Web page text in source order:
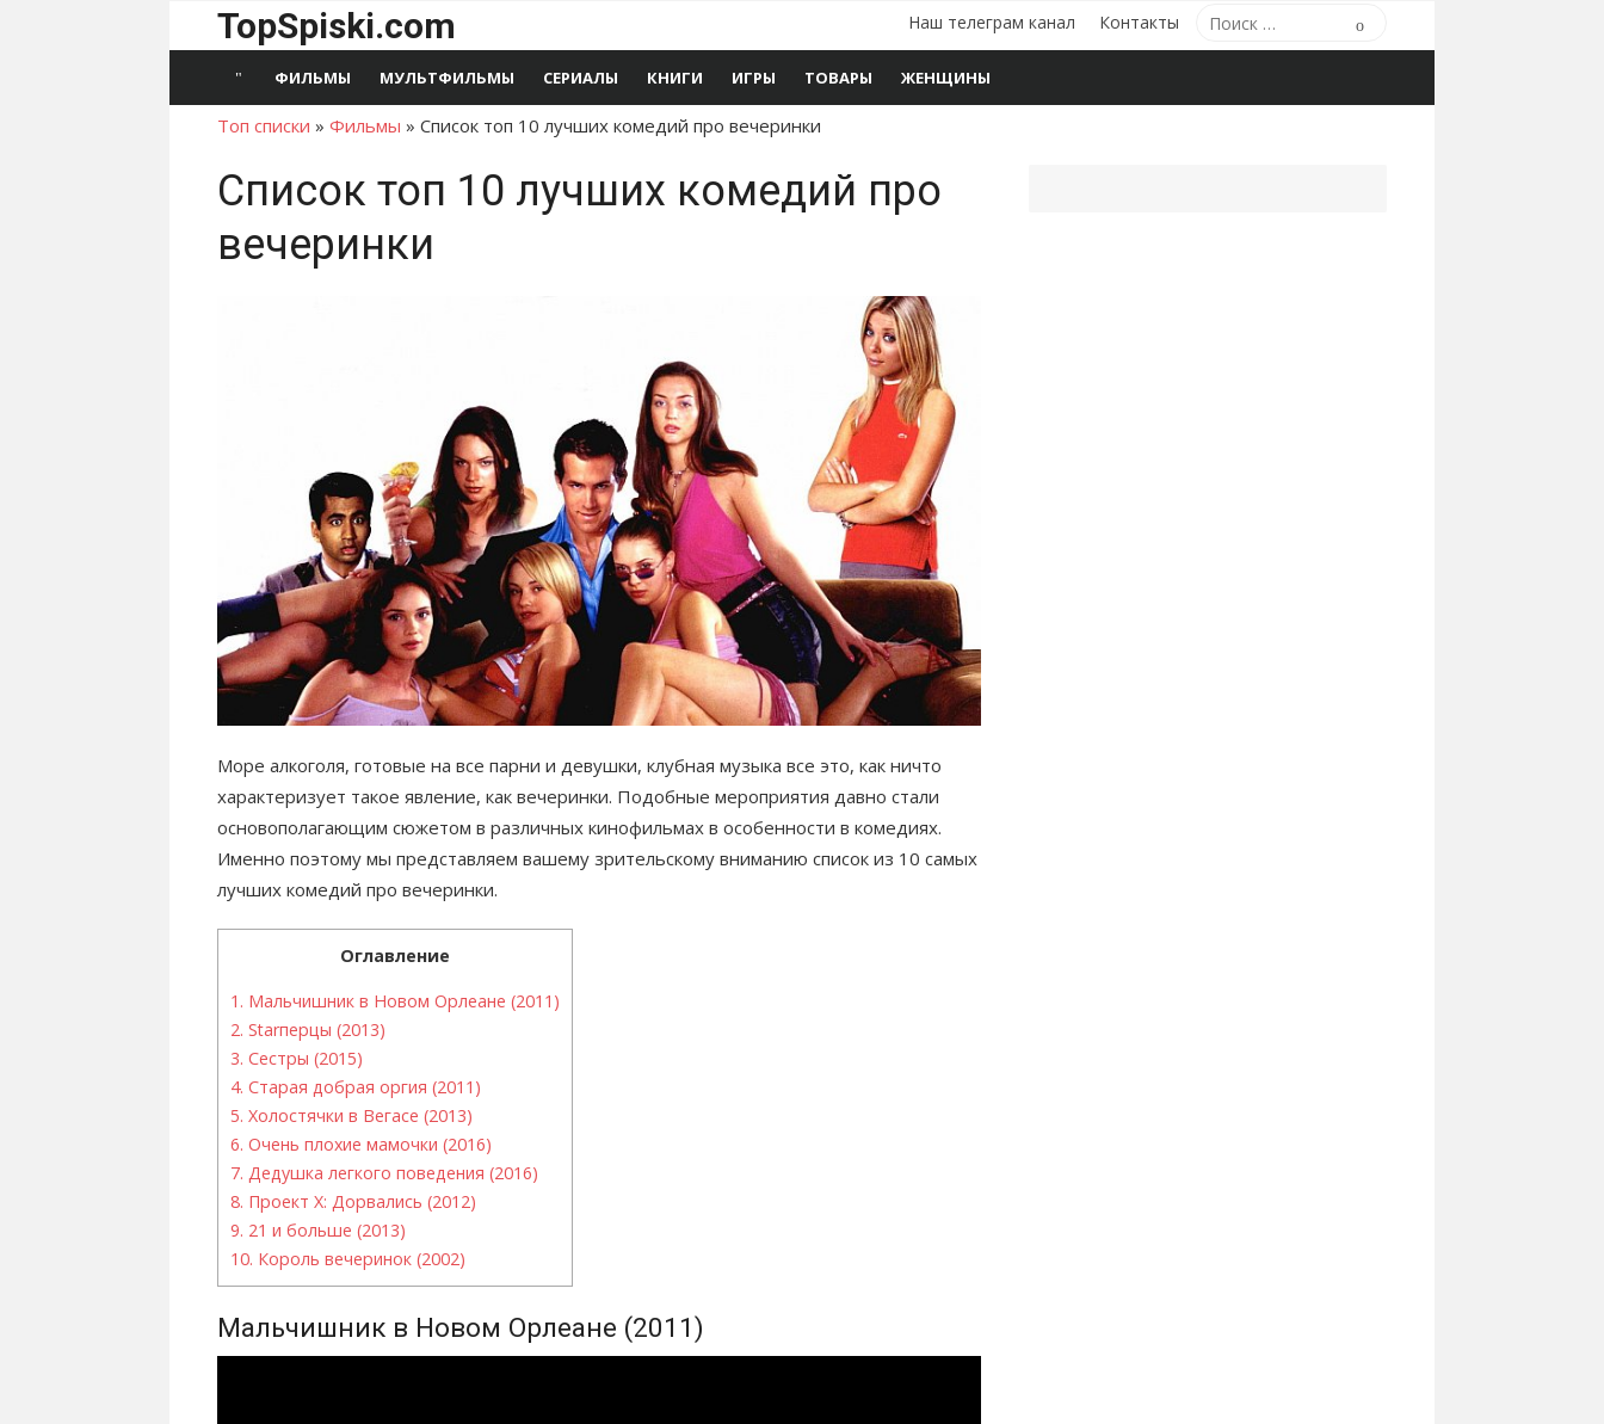
TopSpiski.com
Поиск
по:
Наш телеграм канал Контакты
ФИЛЬМЫ МУЛЬТФИЛЬМЫ СЕРИАЛЫ КНИГИ ИГРЫ ТОВАРЫ ЖЕНЩИНЫ
Топ списки » Фильмы » Список топ 10 лучших комедий про вечеринки
Список топ 10 лучших комедий про
вечеринки
Море алкоголя, готовые на все парни и девушки, клубная музыка все это, как ничто
характеризует такое явление, как вечеринки. Подобные мероприятия давно стали
основополагающим сюжетом в различных кинофильмах в особенности в комедиях.
Именно поэтому мы представляем вашему зрительскому вниманию список из 10 самых
лучших комедий про вечеринки.
Оглавление
1. Мальчишник в Новом Орлеане (2011)
2. Starперцы (2013)
3. Сестры (2015)
4. Старая добрая оргия (2011)
5. Холостячки в Вегасе (2013)
6. Очень плохие мамочки (2016)
7. Дедушка легкого поведения (2016)
8. Проект Х: Дорвались (2012)
9. 21 и больше (2013)
10. Король вечеринок (2002)
Мальчишник в Новом Орлеане (2011)